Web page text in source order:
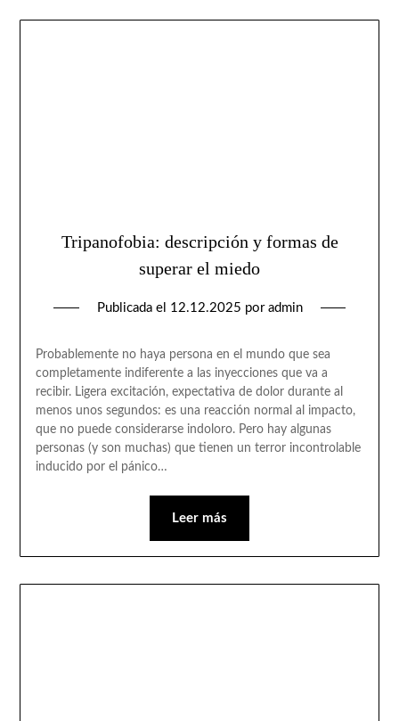
Tripanofobia: descripción y formas de
superar el miedo
Publicada el 12.12.2025 por admin
Probablemente no haya persona en el mundo que sea
completamente indiferente a las inyecciones que va a
recibir. Ligera excitación, expectativa de dolor durante al
menos unos segundos: es una reacción normal al impacto,
que no puede considerarse indoloro. Pero hay algunas
personas (y son muchas) que tienen un terror incontrolable
inducido por el pánico…
Leer más